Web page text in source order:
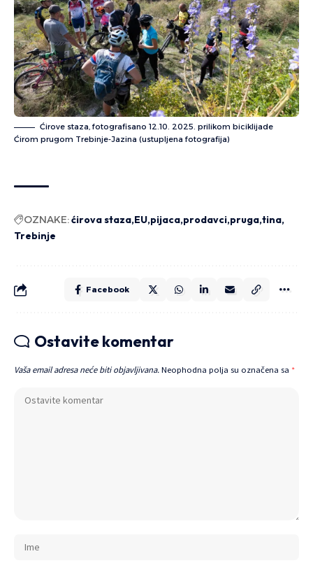
Ćirove staza, fotografisano 12.10. 2025. prilikom biciklijade
Ćirom prugom Trebinje-Jazina (ustupljena fotografija)
OZNAKE:ćirova staza EU pijaca prodavci pruga tina
Trebinje
Facebook
Ostavite komentar
Vaša email adresa neće biti objavljivana. Neophodna polja su označena sa *